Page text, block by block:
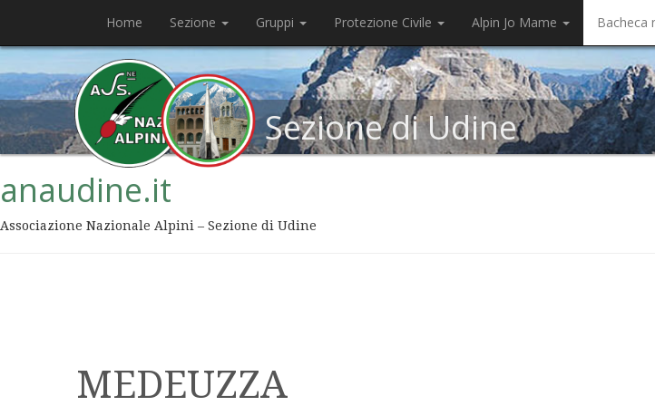
Home Sezione Gruppi Protezione Civile Alpin Jo Mame Bacheca
Sezione di Udine
anaudine.it
Associazione Nazionale Alpini – Sezione di Udine
MEDEUZZA